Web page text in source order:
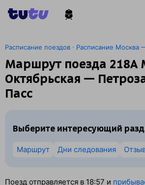
Расписание поездов · Расписание Москва
Маршрут поезда 218А
Октябрьская —
Пасс
Выберите интересующий
Маршрут Дни следования
Поезд отправляется в 18:57 и